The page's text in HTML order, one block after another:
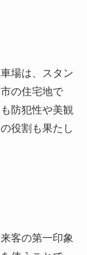
場は、スタン
の住宅地で
防犯性や美観
役割も果たし
客の第一印象